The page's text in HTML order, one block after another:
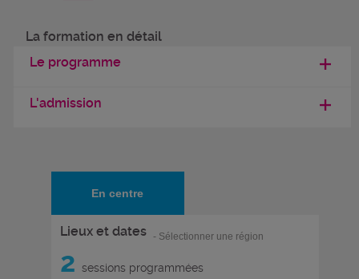
La formation en détail
Le programme
L'admission
En centre
Lieux et dates - Sélectionner une région
2 sessions programmées